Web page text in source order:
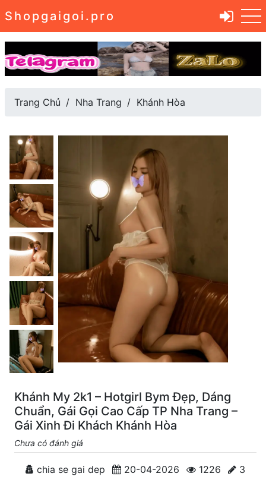
Shopgaigoi.pro
Trang Chủ Nha Trang Khánh Hòa
Khánh My 2k1 – Hotgirl Bym Đẹp, Dáng
Chuẩn, Gái Gọi Cao Cấp TP Nha Trang –
Gái Xinh Đi Khách Khánh Hòa
Chưa có đánh giá
chia se gai dep 20-04-2026 1226 3